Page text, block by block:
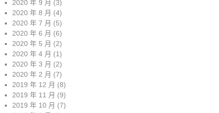
2020 年 9 月 (3)
2020 年 8 月 (4)
2020 年 7 月 (5)
2020 年 6 月 (6)
2020 年 5 月 (2)
2020 年 4 月 (1)
2020 年 3 月 (2)
2020 年 2 月 (7)
2019 年 12 月 (8)
2019 年 11 月 (9)
2019 年 10 月 (7)